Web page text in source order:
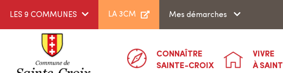
LES 9 COMMUNES LA 3CM Mes démarches
CONNAÎTRE
SAINTE-CROIX
VIVRE
À